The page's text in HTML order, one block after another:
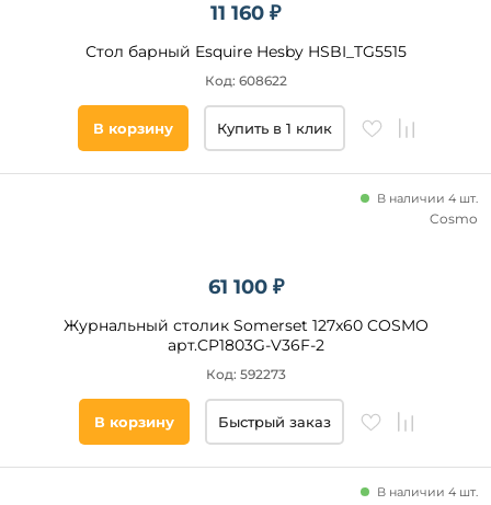
11 160 ₽
Стол барный Esquire Hesby HSBI_TG5515
Код: 608622
В корзину Купить в 1 клик
61 100 ₽
Журнальный столик Somerset 127x60 COSMO
арт.CP1803G-V36F-2
В наличии 4 шт.
Код: 592273
Cosmo
В корзину Быстрый заказ
В наличии 4 шт.